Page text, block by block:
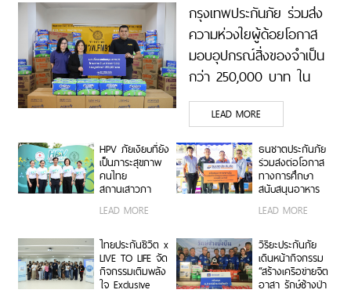
กรุงเทพประกันภัย ร่วมส่ง
ความห่วงใยผู้ด้อยโอกาส
มอบอุปกรณ์สิ่งของจำเป็น
กว่า 250,000 บาท ใน
โครงการ GIVE NEVER
STOP ผ่าน สวพ.FM91
LEAD MORE
HPV ภัยเงียบที่ยัง
เป็นภาระสุขภาพ
คนไทย
สถานเสาวภา
จับมือ กทม.
คิดว่า “ไม่เป็นไร”
ก่อนความชะล่าใจ
จะกลายเป็นมะเร็ง
ร้าย
LEAD MORE
ธนชาตประกันภัย
ร่วมส่งต่อโอกาส
ทางการศึกษา
สนับสนุนอาหาร
โครงการ “ครู
อาสา 2569”
LEAD MORE
ไทยประกันชีวิต x
LIVE TO LIFE จัด
กิจกรรมเติมพลัง
ใจ Exclusive
วิริยะประกันภัย
เดินหน้ากิจกรรม
“สร้างเครือข่ายจิต
อาสา รักษ์ช้างป่า